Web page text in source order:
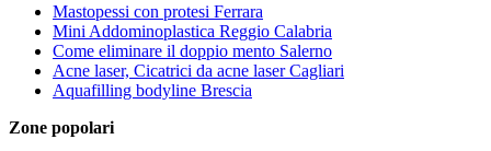
Mastopessi con protesi Ferrara
Mini Addominoplastica Reggio Calabria
Come eliminare il doppio mento Salerno
Acne laser, Cicatrici da acne laser Cagliari
Aquafilling bodyline Brescia
Zone popolari